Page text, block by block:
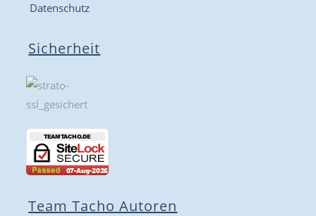
Datenschutz
Sicherheit
Team Tacho Autoren